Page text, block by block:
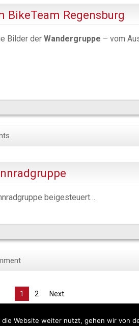
Regensburg
Bilder der Wandergruppe – vom
beigesteuert…
1 2 Next
Website weiter nutzt, gehen wir von